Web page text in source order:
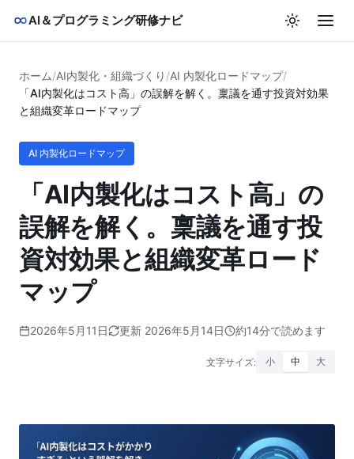
AI＆プログラミング研修ナビ
ホーム/AI内製化・組織づくり /AI 内製化ロードマップ/
「AI内製化はコスト高」の誤解を解く。稟議を通す投資対効果
と組織変革ロードマップ
AI 内製化ロードマップ
「AI内製化はコスト高」の
誤解を解く。稟議を通す投
資対効果と組織変革ロード
マップ
2026年5月11日 更新 2026年5月14日 約14分で読めます
文字サイズ: 小 中 大